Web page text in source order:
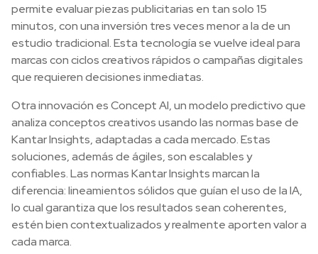
permite evaluar piezas publicitarias en tan solo 15
minutos, con una inversión tres veces menor a la de un
estudio tradicional. Esta tecnología se vuelve ideal para
marcas con ciclos creativos rápidos o campañas digitales
que requieren decisiones inmediatas.
Otra innovación es Concept AI, un modelo predictivo que
analiza conceptos creativos usando las normas base de
Kantar Insights, adaptadas a cada mercado. Estas
soluciones, además de ágiles, son escalables y
confiables. Las normas Kantar Insights marcan la
diferencia: lineamientos sólidos que guían el uso de la IA,
lo cual garantiza que los resultados sean coherentes,
estén bien contextualizados y realmente aporten valor a
cada marca.